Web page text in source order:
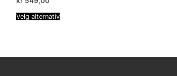
Velg alternativ